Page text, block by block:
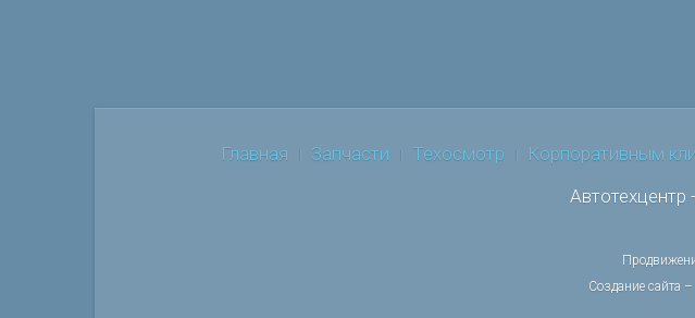
Главная Запчасти Техосмотр Корпоративным
Автотехцентр
Создание сайта –